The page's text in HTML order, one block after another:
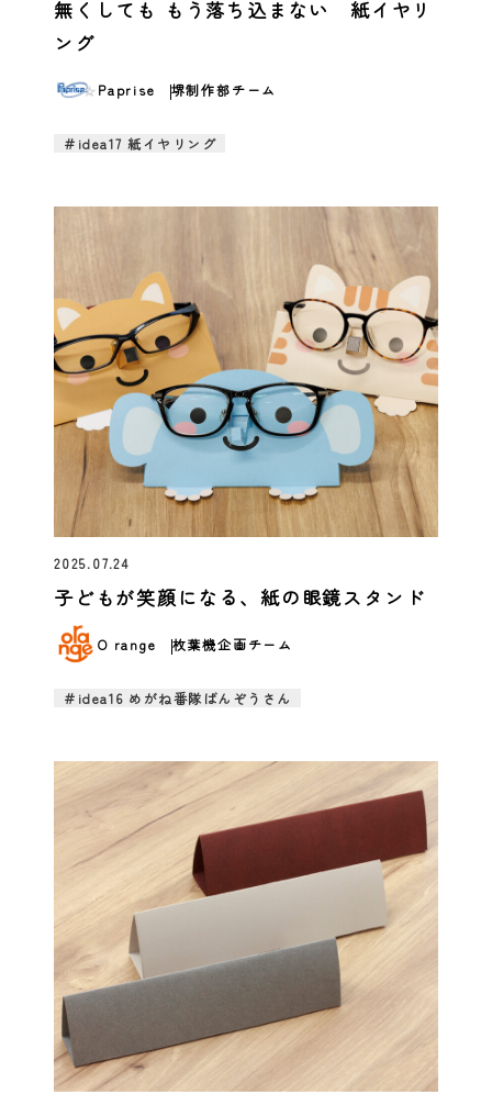
無くしても もう落ち込まない 紙イヤリ
ング
Paprise 堺制作部チーム
＃idea17 紙イヤリング
2025.07.24
子どもが笑顔になる、紙の眼鏡スタンド
O range 枚葉機企画チーム
＃idea16 めがね番隊ばんぞうさん